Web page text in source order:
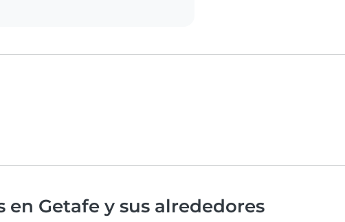
en Getafe y sus alrededores